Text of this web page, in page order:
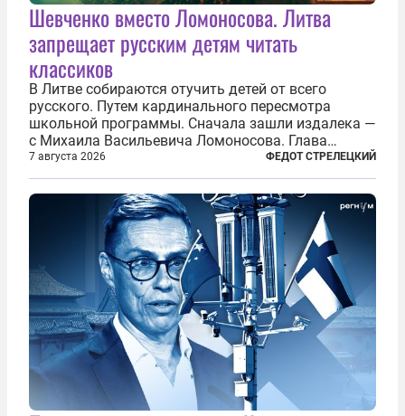
Шевченко вместо Ломоносова. Литва
запрещает русским детям читать
классиков
В Литве собираются отучить детей от всего
русского. Путем кардинального пересмотра
школьной программы. Сначала зашли издалека —
с Михаила Васильевича Ломоносова. Глава
правительства Литвы Миндаугас Синкявичюс
предложил исключить его тексты из программ
общего образования. Мотивировал он это тем,
7 августа 2026 ФЕДОТ СТРЕЛЕЦКИЙ